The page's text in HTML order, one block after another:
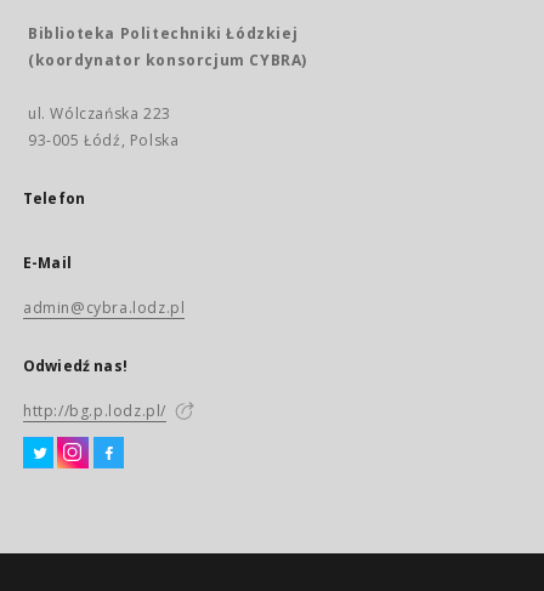
Biblioteka Politechniki Łódzkiej
(koordynator konsorcjum CYBRA)
ul. Wólczańska 223
93-005 Łódź, Polska
Telefon
E-Mail
admin@cybra.lodz.pl
Odwiedź nas!
http://bg.p.lodz.pl/